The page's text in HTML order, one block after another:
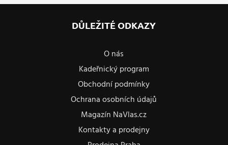
DŮLEŽITÉ ODKAZY
O nás
Kadeřnický program
Obchodní podmínky
Ochrana osobních údajů
Magazín NaVlas.cz
Kontakty a prodejny